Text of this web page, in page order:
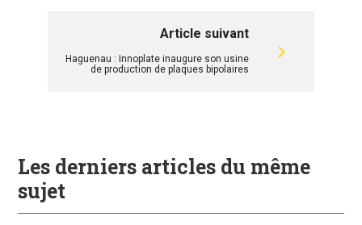
Article suivant
Haguenau : Innoplate inaugure son usine
de production de plaques bipolaires
Les derniers articles du même
sujet